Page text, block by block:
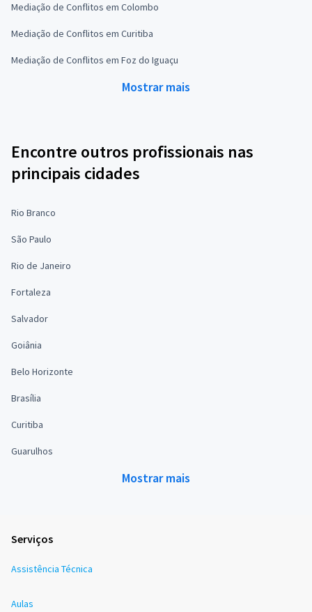
Mediação de Conflitos em Colombo
Mediação de Conflitos em Curitiba
Mediação de Conflitos em Foz do Iguaçu
Mostrar mais
Encontre outros profissionais nas
principais cidades
Rio Branco
São Paulo
Rio de Janeiro
Fortaleza
Salvador
Goiânia
Belo Horizonte
Brasília
Curitiba
Guarulhos
Mostrar mais
Serviços
Assistência Técnica
Aulas